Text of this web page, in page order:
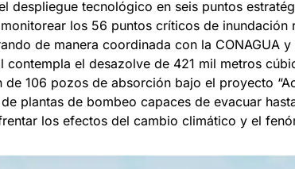
despliegue tecnológico en seis puntos
los 56 puntos críticos de inundación
de manera coordinada con la CONAGUA
contempla el desazolve de 421 mil metros
de 106 pozos de absorción bajo el proyecto
plantas de bombeo capaces de evacuar
los efectos del cambio climático y el